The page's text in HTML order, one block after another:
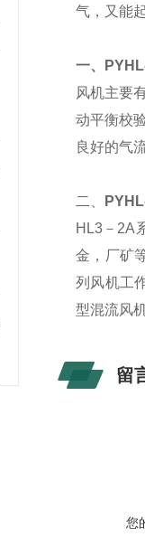
气，又能
一、
风机主要
动平衡校
良好的气
二、
HL3－2A
金，厂矿
列风机工
型混流风
留
您